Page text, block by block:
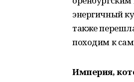
энергичный
также
походим к
Империя,